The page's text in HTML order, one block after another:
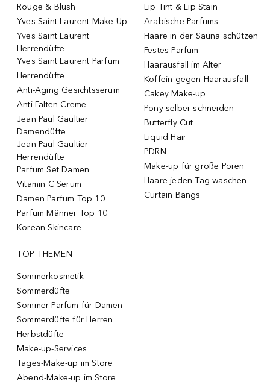
Rouge & Blush
Yves Saint Laurent Make-Up
Yves Saint Laurent
Herrendüfte
Yves Saint Laurent Parfum
Herrendüfte
Anti-Aging Gesichtsserum
Anti-Falten Creme
Jean Paul Gaultier
Damendüfte
Jean Paul Gaultier
Herrendüfte
Parfum Set Damen
Vitamin C Serum
Damen Parfum Top 10
Parfum Männer Top 10
Korean Skincare
Lip Tint & Lip Stain
Arabische Parfums
Haare in der Sauna schützen
Festes Parfum
Haarausfall im Alter
Koffein gegen Haarausfall
Cakey Make-up
Pony selber schneiden
Butterfly Cut
Liquid Hair
PDRN
Make-up für große Poren
Haare jeden Tag waschen
Curtain Bangs
TOP THEMEN
Sommerkosmetik
Sommerdüfte
Sommer Parfum für Damen
Sommerdüfte für Herren
Herbstdüfte
Make-up-Services
Tages-Make-up im Store
Abend-Make-up im Store